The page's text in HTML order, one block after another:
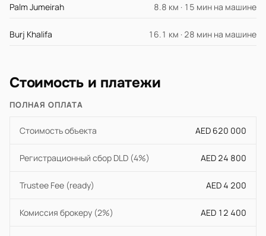
Palm Jumeirah 8.8 км · 15 мин на машине
Burj Khalifa 16.1 км · 28 мин на машине
Стоимость и платежи
ПОЛНАЯ ОПЛАТА
Стоимость объекта AED 620 000
Регистрационный сбор DLD (4%) AED 24 800
Trustee Fee (ready) AED 4 200
Комиссия брокеру (2%) AED 12 400